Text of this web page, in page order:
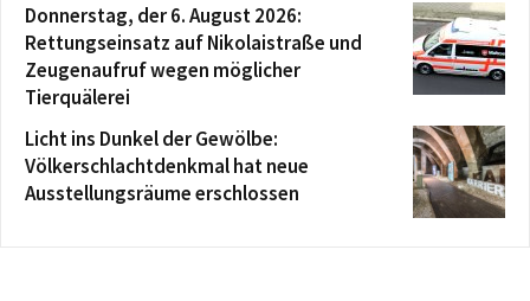
Donnerstag, der 6. August 2026:
Rettungseinsatz auf Nikolaistraße und
Zeugenaufruf wegen möglicher
Tierquälerei
Licht ins Dunkel der Gewölbe:
Völkerschlachtdenkmal hat neue
Ausstellungsräume erschlossen